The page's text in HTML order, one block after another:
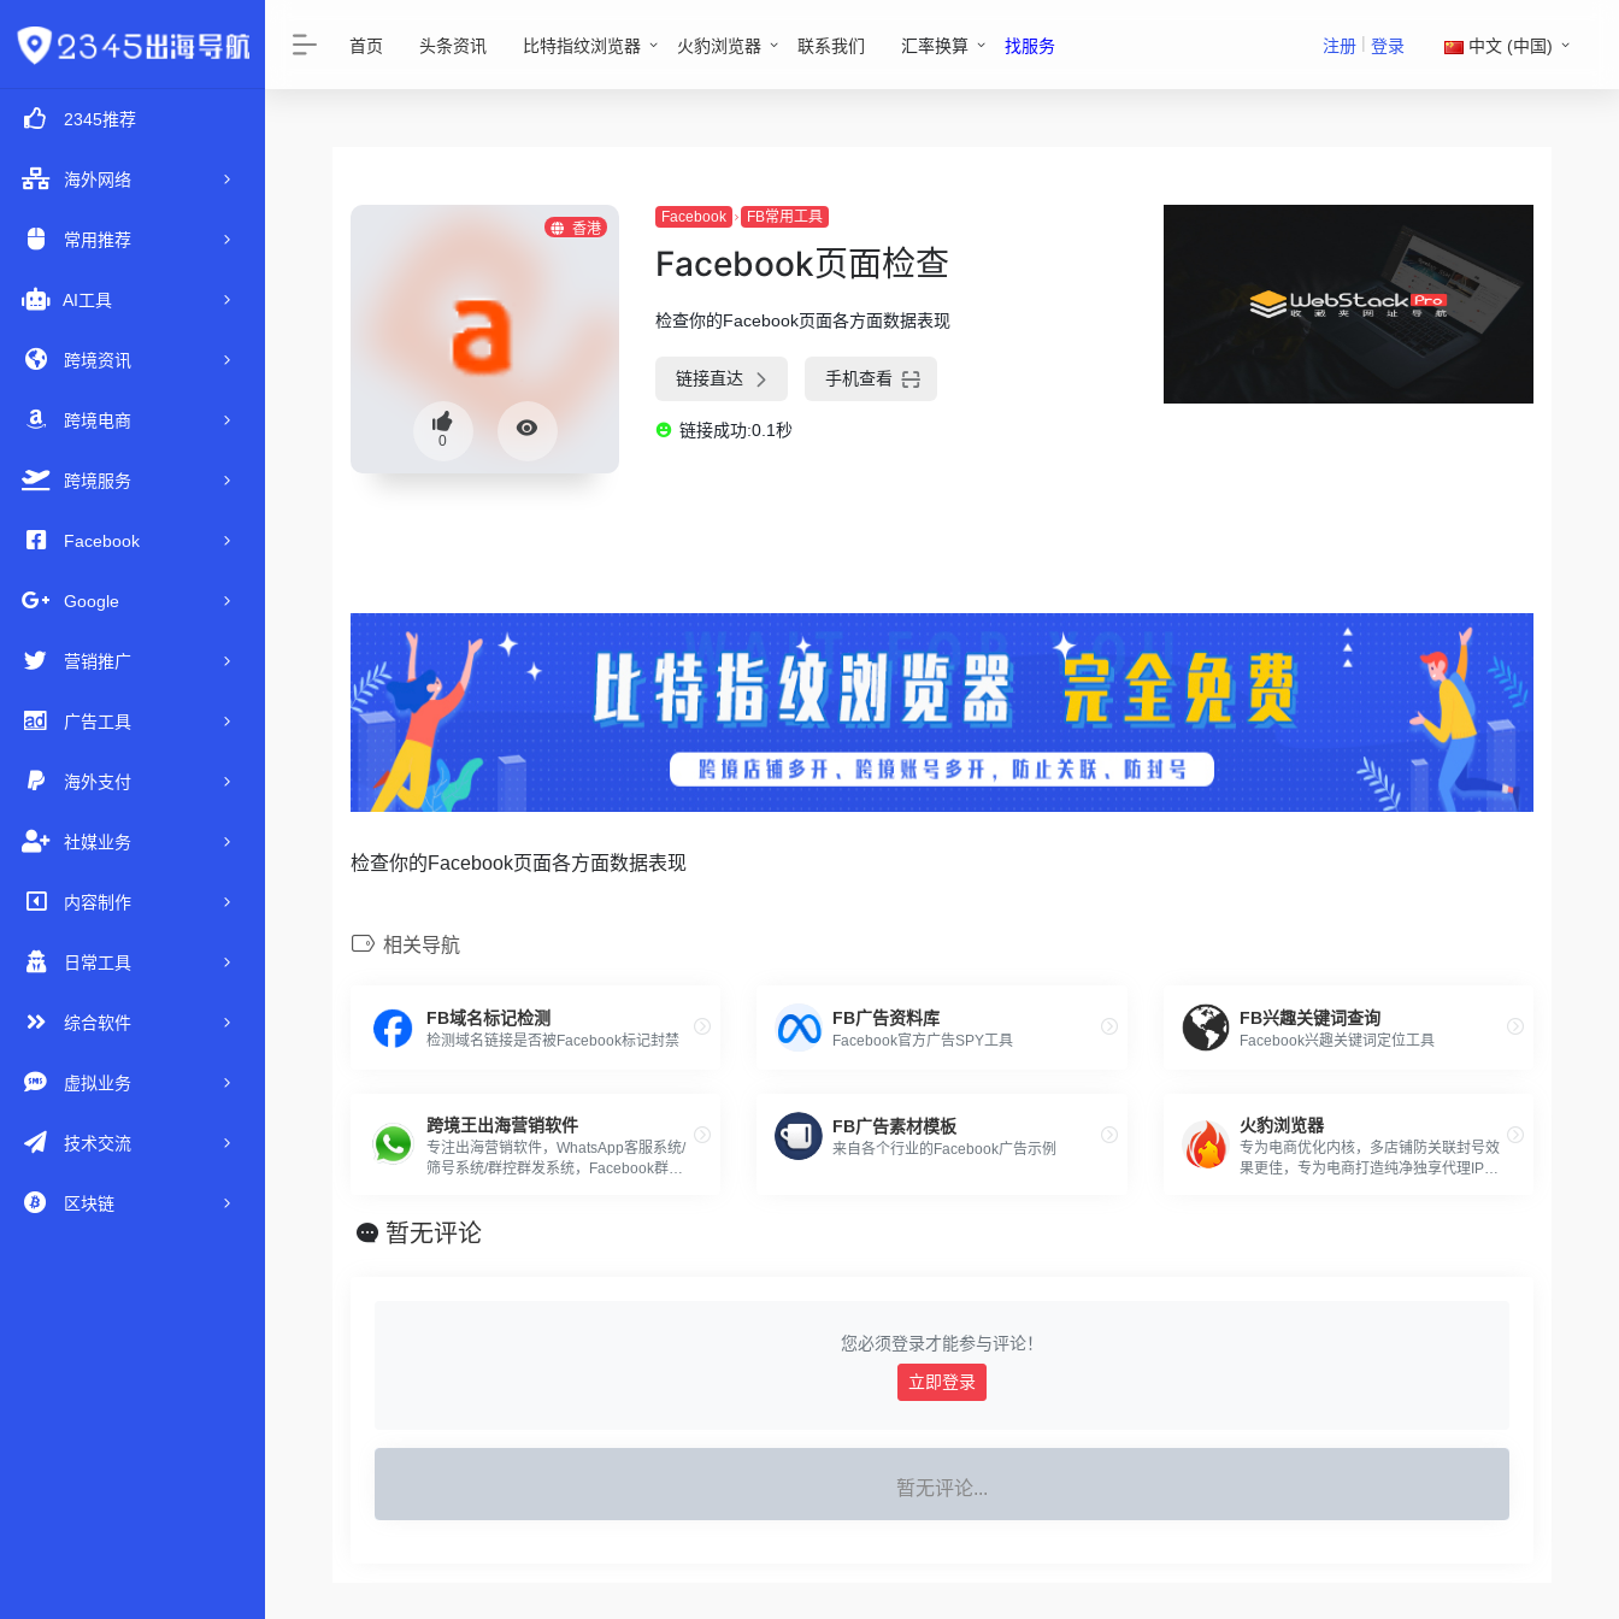
2345推荐
海外网络
常用推荐
AI工具
跨境资讯
跨境电商
跨境服务
Facebook
Google
营销推广
广告工具
海外支付
社媒业务
内容制作
日常工具
综合软件
虚拟业务
技术交流
区块链
首页 头条资讯 比特指纹浏览器 火豹浏览器 联系我们 汇率换算 找服务 注册 | 登录 中文 (中国)
香港
0
Facebook FB常用工具
Facebook页面检查
检查你的Facebook页面各方面数据表现
链接直达 手机查看
链接成功:0.1秒
检查你的Facebook页面各方面数据表现
相关导航
FB域名标记检测
检测域名链接是否被Facebook标记封禁
FB广告资料库
Facebook官方广告SPY工具
FB兴趣关键词查询
Facebook兴趣关键词定位工具
跨境王出海营销软件
专注出海营销软件，WhatsApp客服系统/
筛号系统/群控群发系统，Facebook群控
FB广告素材模板
来自各个行业的Facebook广告示例
火豹浏览器
专为电商优化内核，多店铺防关联封号效
果更佳，专为电商打造纯净独享代理IP，
暂无评论
您必须登录才能参与评论！
立即登录
暂无评论...